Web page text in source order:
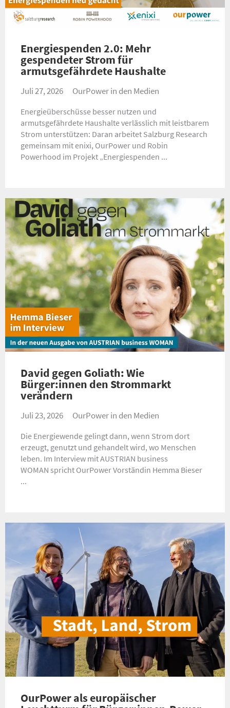
Energiespenden 2.0: Mehr
gespendeter Strom für
armutsgefährdete Haushalte
Juli 27, 2026 OurPower in den Medien
Energieüberschüsse besser nutzen und
armutsgefährdete Haushalte verlässlich mit leistbarem
Strom unterstützen: Daran arbeitet Salzburg Research
gemeinsam mit enixi, OurPower und Robin
Powerhood im Projekt „Energiespenden ...
David gegen Goliath: Wie
Bürger:innen den Strommarkt
verändern
Juli 23, 2026 OurPower in den Medien
Die Energiewende gelingt dann, wenn Strom dort
erzeugt, genutzt und gehandelt wird, wo Menschen
leben. Im Interview mit AUSTRIAN business
WOMAN spricht OurPower Vorständin Hemma Bieser
...
OurPower als europäischer